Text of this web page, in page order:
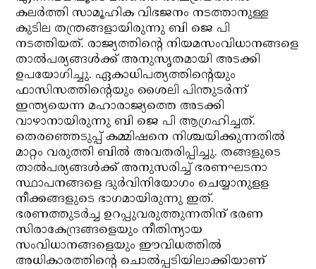
കലര്‍ത്തി സാമൂഹിക വിഭജനം നടത്താനുള്ള
കുടില തന്ത്രങ്ങളായിരുന്നു ബി ജെ പി
നടത്തിയത്. രാജ്യത്തിന്റെ നിയമസംവിധാനങ്ങളെ
താല്‍പര്യങ്ങള്‍ക്ക് അനുസൃതമായി അടക്കി
ഉപയോഗിച്ചു. ഏകാധിപത്യത്തിന്റെയും
ഫാസിസത്തിന്റെയും ശൈലി പിന്തുടര്‍ന്ന്
ഇന്ത്യയെന്ന മഹാരാജ്യത്തെ അടക്കി
വാഴാനായിരുന്നു ബി ജെ പി ആഗ്രഹിച്ചത്.
തെരഞ്ഞെടുപ്പ് കമ്മിഷനെ നിശ്ചയിക്കുന്നതില്‍
മാറ്റം വരുത്തി ബില്‍ അവതരിപ്പിച്ചു. തങ്ങളുടെ
താല്‍പര്യങ്ങള്‍ക്ക് അനുസരിച്ച് ഭരണഘടനാ
സ്ഥാപനങ്ങളെ ദുര്‍വിനിയോഗം ചെയ്യാനുളള
നീക്കങ്ങളുടെ ഭാഗമായിരുന്നു ഇത്.
ഭരണത്തുടര്‍ച്ച ഉറപ്പുവരുത്തുന്നതിന് ഭരണ
സിരാകേന്ദ്രങ്ങളെയും നീതിന്യായ
സംവിധാനങ്ങളെയും ഈവിധത്തില്‍
അധികാരത്തിന്റെ ചൊല്‍പ്പടിയിലാക്കിയാണ്